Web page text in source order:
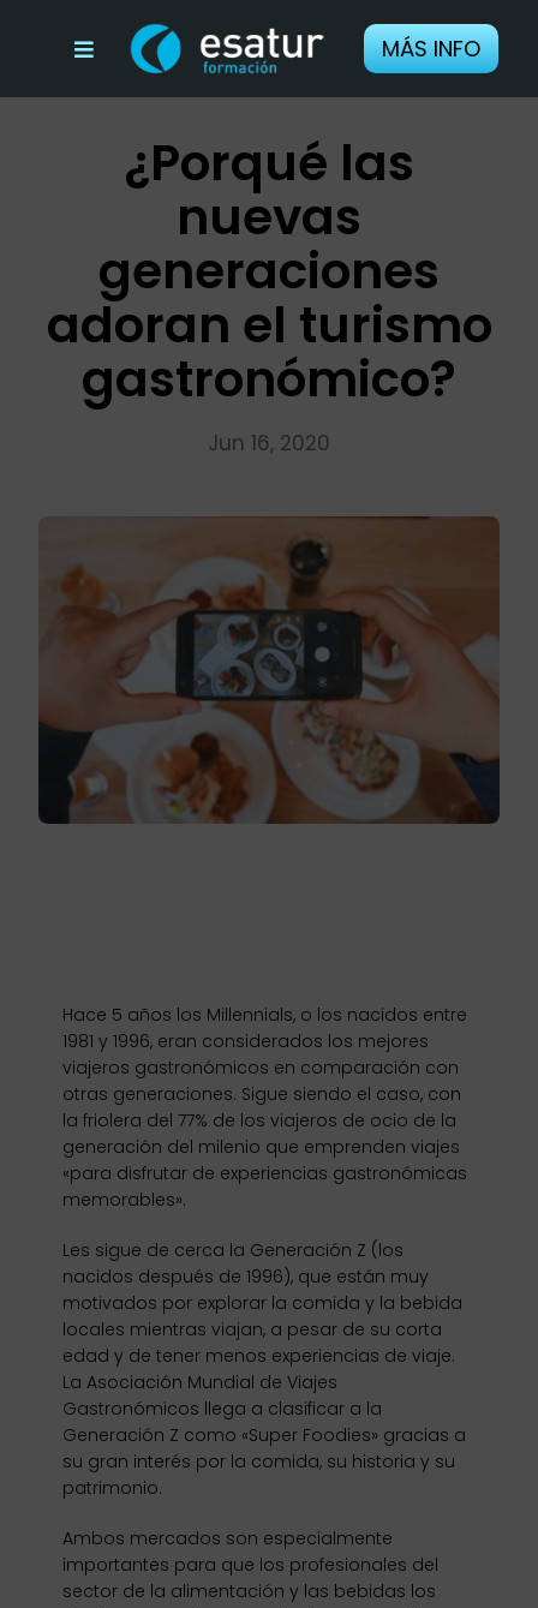
contenido
Toggle
Navigation
Experiencia
Contenidos
eBook
Opiniones
MÁS INFO
¿Porqué las
nuevas
generaciones
adoran el turismo
gastronómico?
Jun 16, 2020
Hace 5 años los Millennials, o los nacidos entre
1981 y 1996, eran considerados los mejores
viajeros gastronómicos en comparación con
otras generaciones. Sigue siendo el caso, con
la friolera del 77% de los viajeros de ocio de la
generación del milenio que emprenden viajes
«para disfrutar de experiencias gastronómicas
memorables».
Les sigue de cerca la Generación Z (los
nacidos después de 1996), que están muy
motivados por explorar la comida y la bebida
locales mientras viajan, a pesar de su corta
edad y de tener menos experiencias de viaje.
La Asociación Mundial de Viajes
Gastronómicos llega a clasificar a la
Generación Z como «Super Foodies» gracias a
su gran interés por la comida, su historia y su
patrimonio.
Ambos mercados son especialmente
importantes para que los profesionales del
sector de la alimentación y las bebidas los